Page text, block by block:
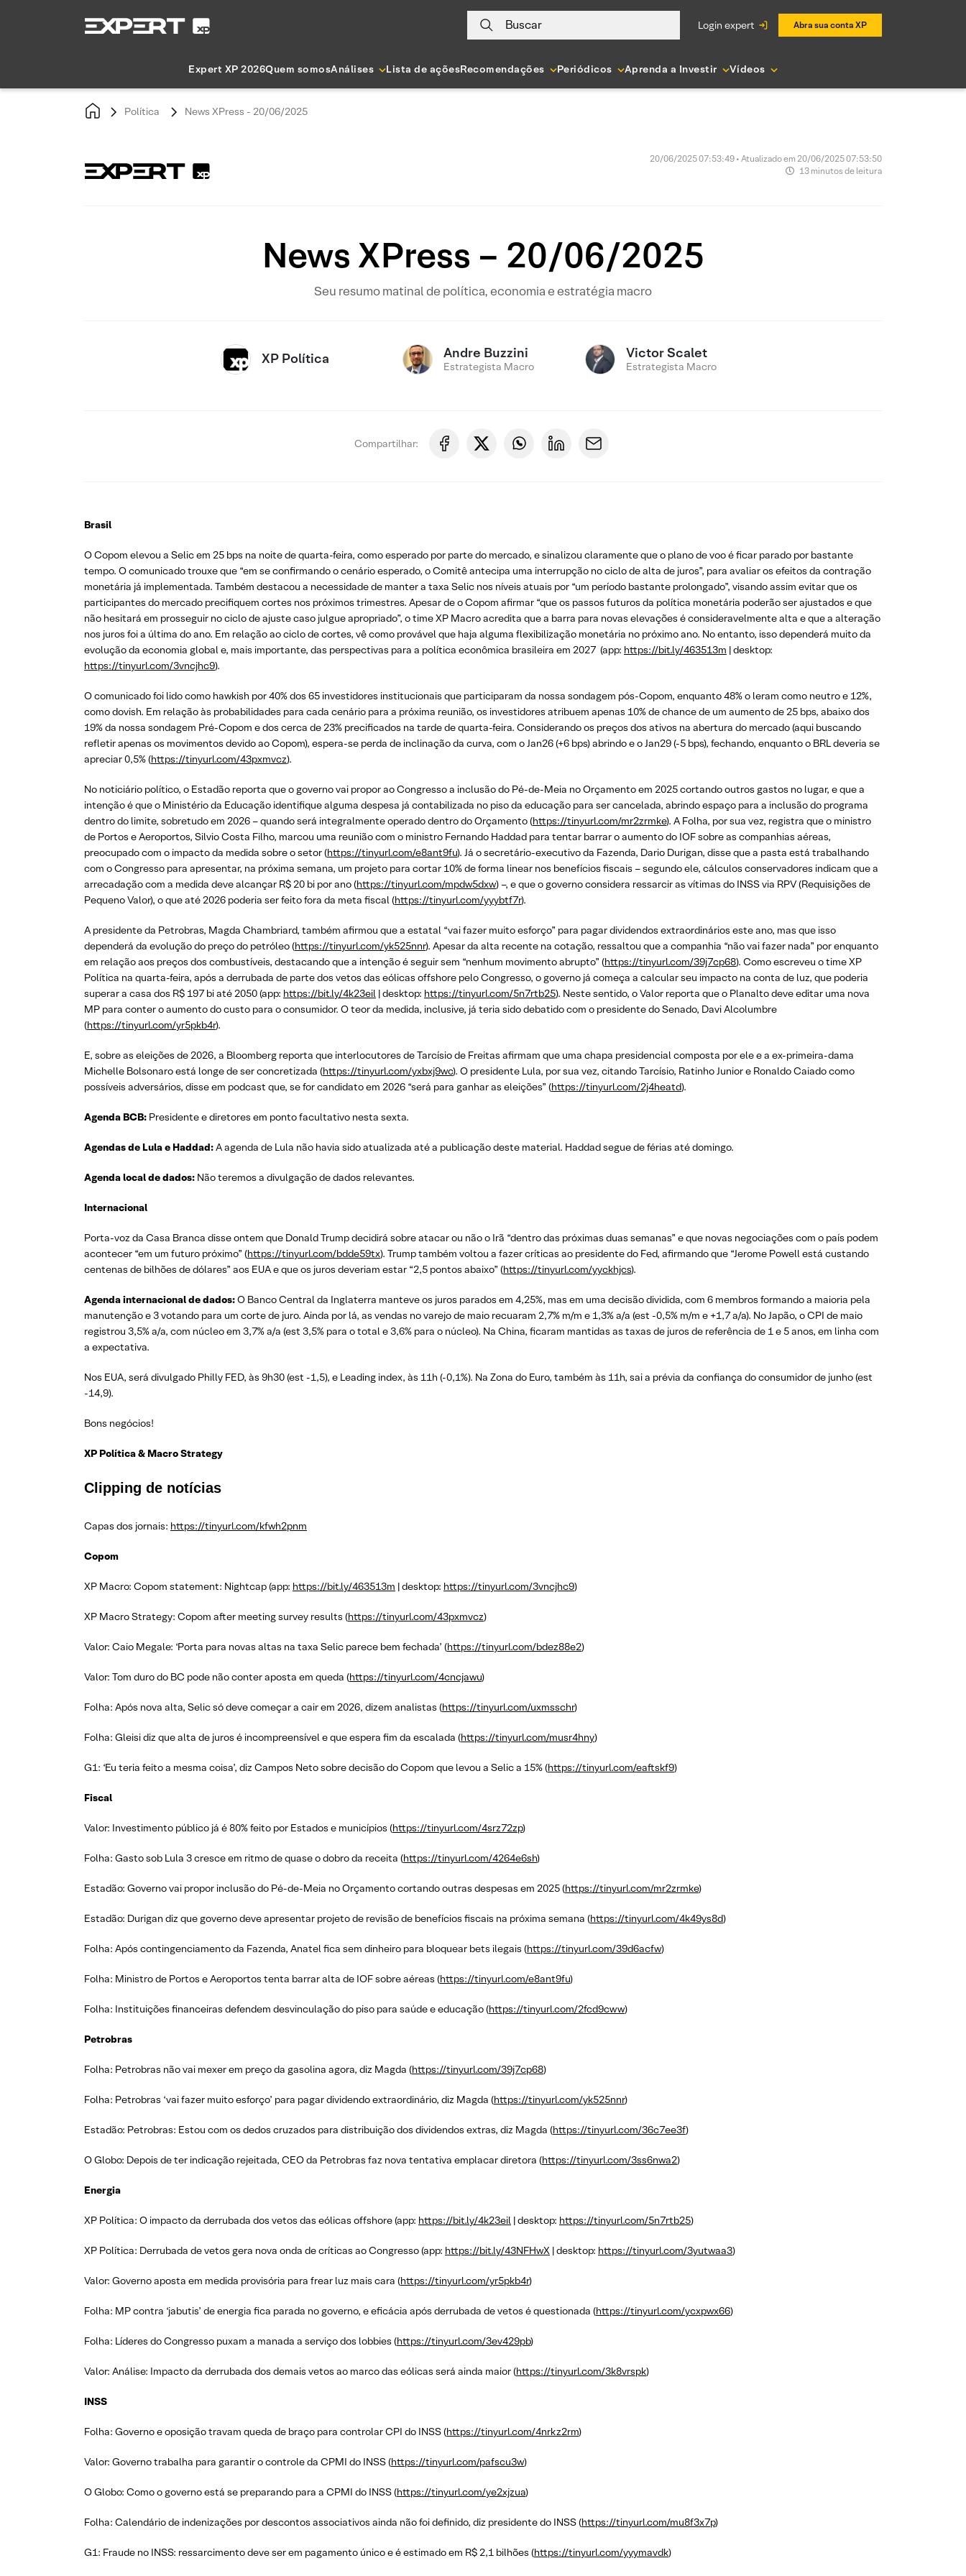
Buscar login expert Abra sua conta XP
Expert XP 2026Quem somosAnálises Lista de açõesRecomendações Periódicos Aprenda a Investir Vídeos
Política News XPress - 20/06/2025
20/06/2025 07:53:49 • Atualizado em 20/06/2025 07:53:50
13 minutos de leitura
News XPress – 20/06/2025
Seu resumo matinal de política, economia e estratégia macro
XP Política Andre Buzzini
Estrategista Macro
Victor Scalet
Estrategista Macro
Compartilhar:
Brasil
O Copom elevou a Selic em 25 bps na noite de quarta-feira, como esperado por parte do mercado, e sinalizou claramente que o plano de voo é ficar parado por bastante
tempo. O comunicado trouxe que “em se confirmando o cenário esperado, o Comitê antecipa uma interrupção no ciclo de alta de juros”, para avaliar os efeitos da contração
monetária já implementada. Também destacou a necessidade de manter a taxa Selic nos níveis atuais por “um período bastante prolongado”, visando assim evitar que os
participantes do mercado precifiquem cortes nos próximos trimestres. Apesar de o Copom afirmar “que os passos futuros da política monetária poderão ser ajustados e que
não hesitará em prosseguir no ciclo de ajuste caso julgue apropriado”, o time XP Macro acredita que a barra para novas elevações é consideravelmente alta e que a alteração
nos juros foi a última do ano. Em relação ao ciclo de cortes, vê como provável que haja alguma flexibilização monetária no próximo ano. No entanto, isso dependerá muito da
evolução da economia global e, mais importante, das perspectivas para a política econômica brasileira em 2027 (app: https://bit.ly/463513m | desktop:
https://tinyurl.com/3vncjhc9).
O comunicado foi lido como hawkish por 40% dos 65 investidores institucionais que participaram da nossa sondagem pós-Copom, enquanto 48% o leram como neutro e 12%,
como dovish. Em relação às probabilidades para cada cenário para a próxima reunião, os investidores atribuem apenas 10% de chance de um aumento de 25 bps, abaixo dos
19% da nossa sondagem Pré-Copom e dos cerca de 23% precificados na tarde de quarta-feira. Considerando os preços dos ativos na abertura do mercado (aqui buscando
refletir apenas os movimentos devido ao Copom), espera-se perda de inclinação da curva, com o Jan26 (+6 bps) abrindo e o Jan29 (-5 bps), fechando, enquanto o BRL deveria se
apreciar 0,5% (https://tinyurl.com/43pxmvcz).
No noticiário político, o Estadão reporta que o governo vai propor ao Congresso a inclusão do Pé-de-Meia no Orçamento em 2025 cortando outros gastos no lugar, e que a
intenção é que o Ministério da Educação identifique alguma despesa já contabilizada no piso da educação para ser cancelada, abrindo espaço para a inclusão do programa
dentro do limite, sobretudo em 2026 – quando será integralmente operado dentro do Orçamento (https://tinyurl.com/mr2zrmke). A Folha, por sua vez, registra que o ministro
de Portos e Aeroportos, Silvio Costa Filho, marcou uma reunião com o ministro Fernando Haddad para tentar barrar o aumento do IOF sobre as companhias aéreas,
preocupado com o impacto da medida sobre o setor (https://tinyurl.com/e8ant9fu). Já o secretário-executivo da Fazenda, Dario Durigan, disse que a pasta está trabalhando
com o Congresso para apresentar, na próxima semana, um projeto para cortar 10% de forma linear nos benefícios fiscais – segundo ele, cálculos conservadores indicam que a
arrecadação com a medida deve alcançar R$ 20 bi por ano (https://tinyurl.com/mpdw5dxw) –, e que o governo considera ressarcir as vítimas do INSS via RPV (Requisições de
Pequeno Valor), o que até 2026 poderia ser feito fora da meta fiscal (https://tinyurl.com/yyybtf7r).
A presidente da Petrobras, Magda Chambriard, também afirmou que a estatal “vai fazer muito esforço” para pagar dividendos extraordinários este ano, mas que isso
dependerá da evolução do preço do petróleo (https://tinyurl.com/yk525nnr). Apesar da alta recente na cotação, ressaltou que a companhia “não vai fazer nada” por enquanto
em relação aos preços dos combustíveis, destacando que a intenção é seguir sem “nenhum movimento abrupto” (https://tinyurl.com/39j7cp68). Como escreveu o time XP
Política na quarta-feira, após a derrubada de parte dos vetos das eólicas offshore pelo Congresso, o governo já começa a calcular seu impacto na conta de luz, que poderia
superar a casa dos R$ 197 bi até 2050 (app: https://bit.ly/4k23eil | desktop: https://tinyurl.com/5n7rtb25). Neste sentido, o Valor reporta que o Planalto deve editar uma nova
MP para conter o aumento do custo para o consumidor. O teor da medida, inclusive, já teria sido debatido com o presidente do Senado, Davi Alcolumbre
(https://tinyurl.com/yr5pkb4r).
E, sobre as eleições de 2026, a Bloomberg reporta que interlocutores de Tarcísio de Freitas afirmam que uma chapa presidencial composta por ele e a ex-primeira-dama
Michelle Bolsonaro está longe de ser concretizada (https://tinyurl.com/yxbxj9wc). O presidente Lula, por sua vez, citando Tarcísio, Ratinho Junior e Ronaldo Caiado como
possíveis adversários, disse em podcast que, se for candidato em 2026 “será para ganhar as eleições” (https://tinyurl.com/2j4heatd).
Agenda BCB: Presidente e diretores em ponto facultativo nesta sexta.
Agendas de Lula e Haddad:A agenda de Lula não havia sido atualizada até a publicação deste material. Haddad segue de férias até domingo.
Agenda local de dados: Não teremos a divulgação de dados relevantes.
Internacional
Porta-voz da Casa Branca disse ontem que Donald Trump decidirá sobre atacar ou não o Irã “dentro das próximas duas semanas” e que novas negociações com o país podem
acontecer “em um futuro próximo” (https://tinyurl.com/bdde59tx). Trump também voltou a fazer críticas ao presidente do Fed, afirmando que “Jerome Powell está custando
centenas de bilhões de dólares” aos EUA e que os juros deveriam estar “2,5 pontos abaixo” (https://tinyurl.com/yyckhjcs).
Agenda internacional de dados:O Banco Central da Inglaterra manteve os juros parados em 4,25%, mas em uma decisão dividida, com 6 membros formando a maioria pela
manutenção e 3 votando para um corte de juro. Ainda por lá, as vendas no varejo de maio recuaram 2,7% m/m e 1,3% a/a (est -0,5% m/m e +1,7 a/a). No Japão, o CPI de maio
registrou 3,5% a/a, com núcleo em 3,7% a/a (est 3,5% para o total e 3,6% para o núcleo). Na China, ficaram mantidas as taxas de juros de referência de 1 e 5 anos, em linha com
a expectativa.
Nos EUA, será divulgado Philly FED, às 9h30 (est -1,5), e Leading index, às 11h (-0,1%). Na Zona do Euro, também às 11h, sai a prévia da confiança do consumidor de junho (est
-14,9).
Bons negócios!
XP Política & Macro Strategy
Clipping de notícias
Capas dos jornais: https://tinyurl.com/kfwh2pnm
Copom
XP Macro: Copom statement: Nightcap (app: https://bit.ly/463513m | desktop: https://tinyurl.com/3vncjhc9)
XP Macro Strategy: Copom after meeting survey results (https://tinyurl.com/43pxmvcz)
Valor: Caio Megale: ‘Porta para novas altas na taxa Selic parece bem fechada’ (https://tinyurl.com/bdez88e2)
Valor: Tom duro do BC pode não conter aposta em queda (https://tinyurl.com/4cncjawu)
Folha: Após nova alta, Selic só deve começar a cair em 2026, dizem analistas (https://tinyurl.com/uxmsschr)
Folha: Gleisi diz que alta de juros é incompreensível e que espera fim da escalada (https://tinyurl.com/musr4hny)
G1: ‘Eu teria feito a mesma coisa’, diz Campos Neto sobre decisão do Copom que levou a Selic a 15% (https://tinyurl.com/eaftskf9)
Fiscal
Valor: Investimento público já é 80% feito por Estados e municípios (https://tinyurl.com/4srz72zp)
Folha: Gasto sob Lula 3 cresce em ritmo de quase o dobro da receita (https://tinyurl.com/4264e6sh)
Estadão: Governo vai propor inclusão do Pé-de-Meia no Orçamento cortando outras despesas em 2025 (https://tinyurl.com/mr2zrmke)
Estadão: Durigan diz que governo deve apresentar projeto de revisão de benefícios fiscais na próxima semana (https://tinyurl.com/4k49ys8d)
Folha: Após contingenciamento da Fazenda, Anatel fica sem dinheiro para bloquear bets ilegais (https://tinyurl.com/39d6acfw)
Folha: Ministro de Portos e Aeroportos tenta barrar alta de IOF sobre aéreas (https://tinyurl.com/e8ant9fu)
Folha: Instituições financeiras defendem desvinculação do piso para saúde e educação (https://tinyurl.com/2fcd9cww)
Petrobras
Folha: Petrobras não vai mexer em preço da gasolina agora, diz Magda (https://tinyurl.com/39j7cp68)
Folha: Petrobras ‘vai fazer muito esforço’ para pagar dividendo extraordinário, diz Magda (https://tinyurl.com/yk525nnr)
Estadão: Petrobras: Estou com os dedos cruzados para distribuição dos dividendos extras, diz Magda (https://tinyurl.com/36c7ee3f)
O Globo: Depois de ter indicação rejeitada, CEO da Petrobras faz nova tentativa emplacar diretora (https://tinyurl.com/3ss6nwa2)
Energia
XP Política: O impacto da derrubada dos vetos das eólicas offshore (app: https://bit.ly/4k23eil | desktop: https://tinyurl.com/5n7rtb25)
XP Política: Derrubada de vetos gera nova onda de críticas ao Congresso (app: https://bit.ly/43NFHwX | desktop: https://tinyurl.com/3yutwaa3)
Valor: Governo aposta em medida provisória para frear luz mais cara (https://tinyurl.com/yr5pkb4r)
Folha: MP contra ‘jabutis’ de energia fica parada no governo, e eficácia após derrubada de vetos é questionada (https://tinyurl.com/ycxpwx66)
Folha: Líderes do Congresso puxam a manada a serviço dos lobbies (https://tinyurl.com/3ev429pb)
Valor: Análise: Impacto da derrubada dos demais vetos ao marco das eólicas será ainda maior (https://tinyurl.com/3k8vrspk)
INSS
Folha: Governo e oposição travam queda de braço para controlar CPI do INSS (https://tinyurl.com/4nrkz2rm)
Valor: Governo trabalha para garantir o controle da CPMI do INSS (https://tinyurl.com/pafscu3w)
O Globo: Como o governo está se preparando para a CPMI do INSS (https://tinyurl.com/ye2xjzua)
Folha: Calendário de indenizações por descontos associativos ainda não foi definido, diz presidente do INSS (https://tinyurl.com/mu8f3x7p)
G1: Fraude no INSS: ressarcimento deve ser em pagamento único e é estimado em R$ 2,1 bilhões (https://tinyurl.com/yyymavdk)